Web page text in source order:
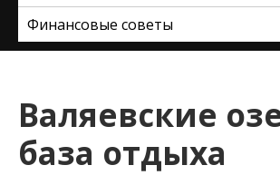
и
Финансовые советы
Валяевские
база отдыха